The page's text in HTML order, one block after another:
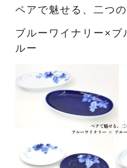
ペアで魅せる、二つの
ブルーワイナリー×ブ
ルー